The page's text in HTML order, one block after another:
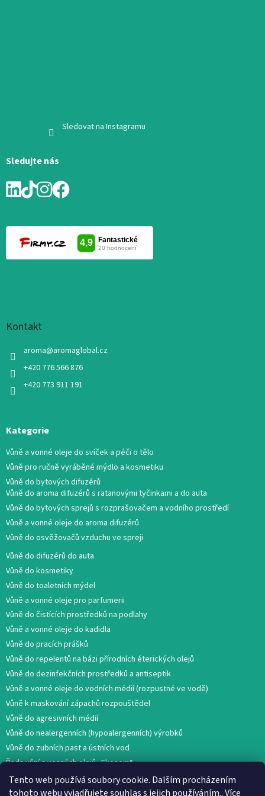
Tento web používá soubory cookie. Dalším procházením
tohoto webu vyjadřujete souhlas s jejich používáním.. Více
Sledovat na Instagramu
Sledujte nás
Kontakt
aroma@aromaglobal.cz
+420 776 566 876
+420 773 911 191
Kategorie
Vůně a vonné oleje do svíček a péči o tělo
Vůně pro ručně vyráběné mýdlo a kosmetiku
Vůně do bytových difuzérů
Vůně do aroma difuzérů s ratanovými tyčinkami a do auta
Vůně do bytových sprejů s rozprašovačem a vodního prostředí
Vůně a vonné oleje do aroma difuzérů
Vůně do osvěžovačů vzduchu ve spreji
Vůně do difuzérů do auta
Vůně do kosmetiky
Vůně do toaletních mýdel
Vůně a vonné oleje pro parfumerii
Vůně do čistících prostředků na podlahy
Vůně a vonné oleje do kadidla
Vůně do pracích prášků
Vůně do repelentů na bázi přírodních éterických olejů
Vůně do dezinfekčních prostředků a antiseptik
Vůně a vonné oleje do vodních médií (rozpustné ve vodě)
Vůně k maskování zápachů rozpouštědel
Vůně do agresivních médií
Vůně do nealergenních (hypoalergenních) výrobků
Vůně do zubních past a ústních vod
Řada vůní a vonných olejů „Ekonom“